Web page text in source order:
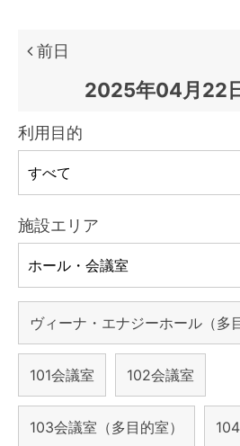
前日
利用目的
施設エリア
ヴィーナ・エナジーホール（多
101会議室 102会議室
103会議室（多目的室）